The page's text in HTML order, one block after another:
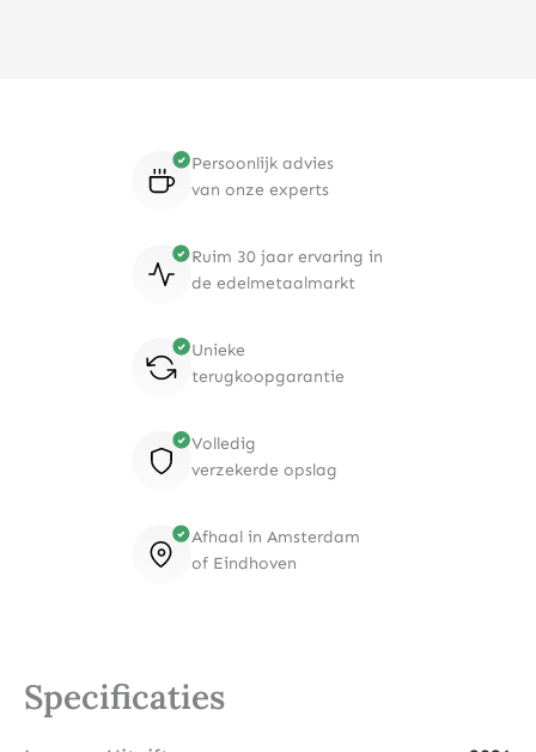
Persoonlijk advies
van onze experts
Ruim 30 jaar ervaring in
de edelmetaalmarkt
Unieke
terugkoopgarantie
Volledig
verzekerde opslag
Afhaal in Amsterdam
of Eindhoven
Specificaties